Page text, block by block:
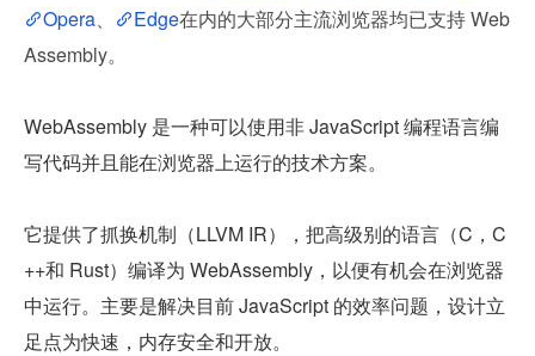
Opera、 Edge在内的大部分主流浏览器均已支持 Web
Assembly。
WebAssembly 是一种可以使用非 JavaScript 编程语言编
写代码并且能在浏览器上运行的技术方案。
它提供了抓换机制（LLVM IR），把高级别的语言（C，C
++和 Rust）编译为 WebAssembly，以便有机会在浏览器
中运行。主要是解决目前 JavaScript 的效率问题，设计立
足点为快速，内存安全和开放。